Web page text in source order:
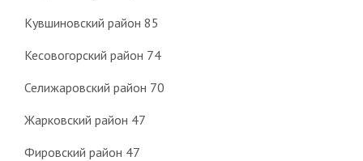
Кувшиновский район 85
Кесовогорский район 74
Селижаровский район 70
Жарковский район 47
Фировский район 47